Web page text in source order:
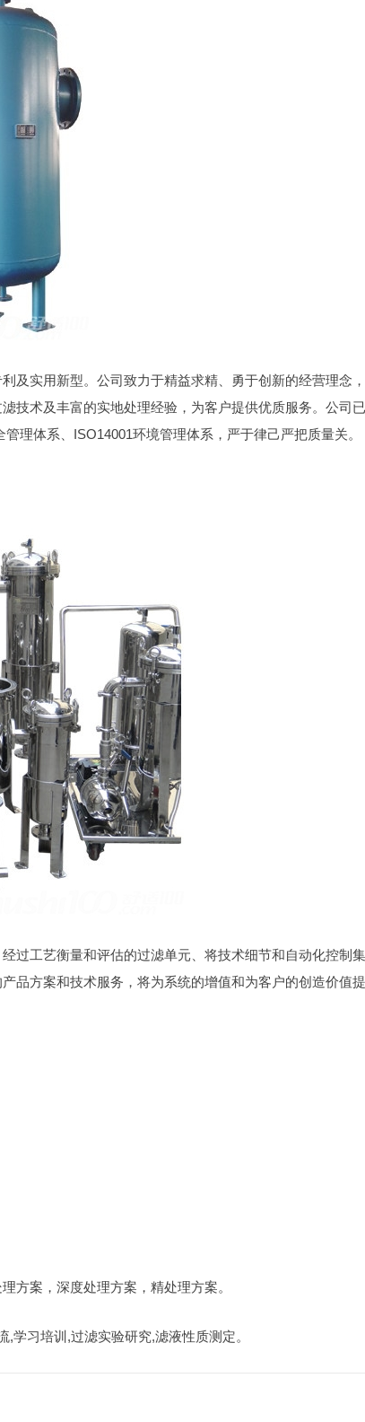
及实用新型。公司致力于精益求精、勇于创新的经营理念
技术及丰富的实地处理经验，为客户提供优质服务。公司
理体系、ISO14001环境管理体系，严于律己严把质量关。
过工艺衡量和评估的过滤单元、将技术细节和自动化控制
品方案和技术服务，将为系统的增值和为客户的创造价值
方案，深度处理方案，精处理方案。
学习培训,过滤实验研究,滤液性质测定。